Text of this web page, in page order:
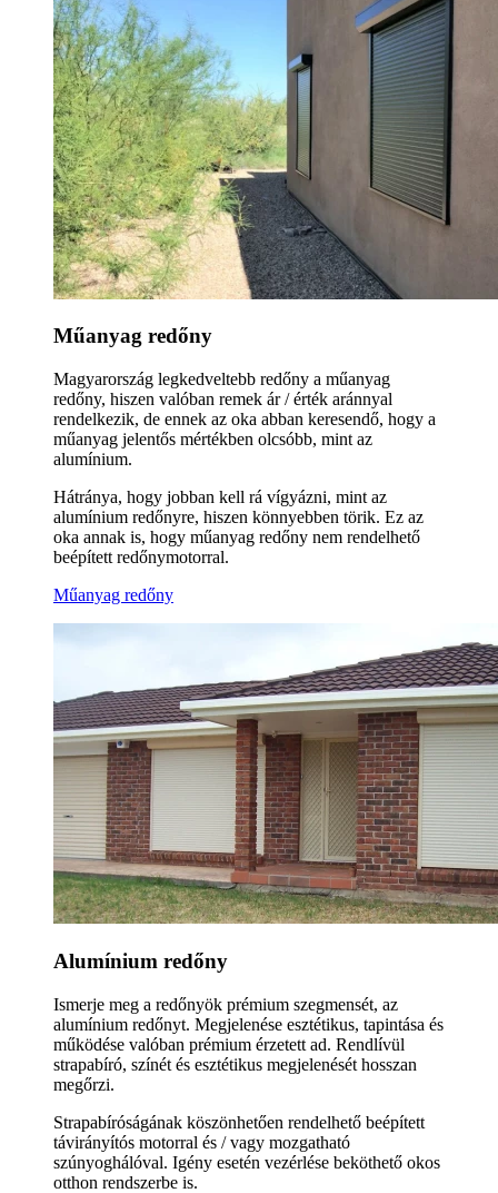
Műanyag redőny
Magyarország legkedveltebb redőny a műanyag
redőny, hiszen valóban remek ár / érték aránnyal
rendelkezik, de ennek az oka abban keresendő, hogy a
műanyag jelentős mértékben olcsóbb, mint az
alumínium.
Hátránya, hogy jobban kell rá vígyázni, mint az
alumínium redőnyre, hiszen könnyebben törik. Ez az
oka annak is, hogy műanyag redőny nem rendelhető
beépített redőnymotorral.
Műanyag redőny
Alumínium redőny
Ismerje meg a redőnyök prémium szegmensét, az
alumínium redőnyt. Megjelenése esztétikus, tapintása és
működése valóban prémium érzetett ad. Rendlívül
strapabíró, színét és esztétikus megjelenését hosszan
megőrzi.
Strapabíróságának köszönhetően rendelhető beépített
távirányítós motorral és / vagy mozgatható
szúnyoghálóval. Igény esetén vezérlése beköthető okos
otthon rendszerbe is.